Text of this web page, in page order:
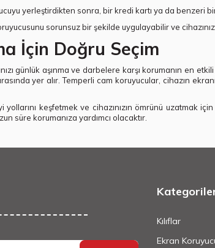
yerleştirdikten sonra, bir kredi kartı ya da benzeri
sorunsuz bir şekilde uygulayabilir ve
İçin Doğru Seçim
günlük aşınma ve darbelere karşı korumanın en etkili
yer alır. Temperli cam koruyucular, cihazın
yollarını keşfetmek ve cihazınızın ömrünü
süre korumanıza yardımcı olacaktır.
Kılıflar
Ekran